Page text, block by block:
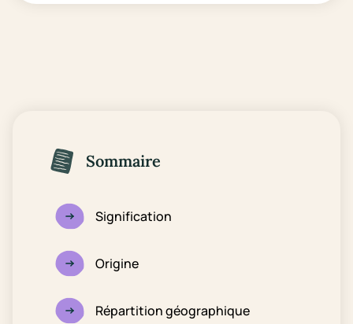
Sommaire
Signification
Origine
Répartition géographique